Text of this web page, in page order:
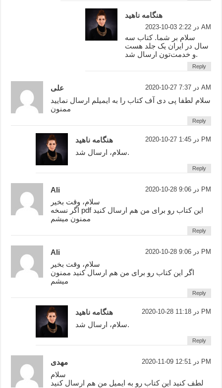
هنگامه ناهید
2023-10-03 در 2:22 AM
سلام بر شما. کتاب سه
سال در ایران یک جلد هست
و خدمت‌تون ارسال شد.
Reply
علی 2020-10-27 در 7:37 AM
سلام لطفا پی دی آف کتاب را به ایمیلم ارسال نمایید
ممنون
Reply
هنگامه ناهید 2020-10-27 در 1:45 PM
سلام، ارسال شد.
Reply
Ali 2020-10-28 در 9:06 PM
سلام، وقت بخیر
اگر نسخه pdf این کتاب رو برای من هم ارسال کنید
ممنون میشم
Reply
Ali 2020-10-28 در 9:06 PM
سلام، وقت بخیر
اگر این کتاب رو برای من هم ارسال کنید ممنون
میشم
Reply
هنگامه ناهید 2020-10-28 در 11:18 PM
سلام، ارسال شد.
Reply
مهدی 2020-11-09 در 12:51 PM
سلام
لطف کنید این کتاب رو به ایمیل من هم ارسال کنید